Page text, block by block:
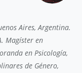
Aires, Argentina.
Magíster en
en Psicología,
de Género,